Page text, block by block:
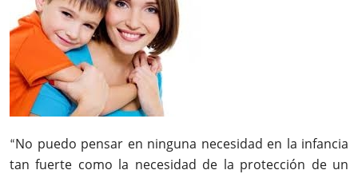
“No puedo pensar en ninguna necesidad en la infancia
tan fuerte como la necesidad de la protección de un